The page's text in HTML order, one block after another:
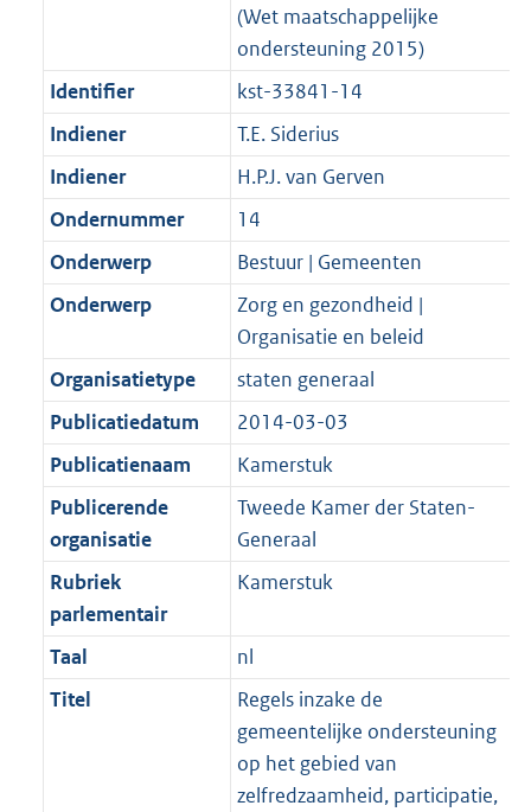
(Wet maatschappelijke
ondersteuning 2015)
Identifier
kst-33841-14
Indiener
T.E. Siderius
Indiener
H.P.J. van Gerven
Ondernummer
14
Onderwerp
Bestuur | Gemeenten
Onderwerp
Zorg en gezondheid |
Organisatie en beleid
Organisatietype
staten generaal
Publicatiedatum
2014-03-03
Publicatienaam
Kamerstuk
Publicerende
organisatie
Tweede Kamer der Staten-
Generaal
Rubriek
parlementair
Kamerstuk
Taal
nl
Titel
Regels inzake de
gemeentelijke ondersteuning
op het gebied van
zelfredzaamheid, participatie,